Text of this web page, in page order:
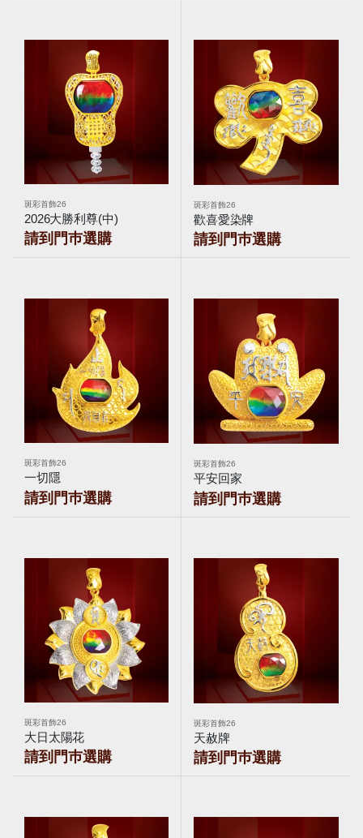
斑彩首飾26
2026大勝利尊(中)
請到門巿選購
斑彩首飾26
歡喜愛染牌
請到門巿選購
斑彩首飾26
一切隱
請到門巿選購
斑彩首飾26
平安回家
請到門巿選購
斑彩首飾26
大日太陽花
請到門巿選購
斑彩首飾26
天赦牌
請到門巿選購